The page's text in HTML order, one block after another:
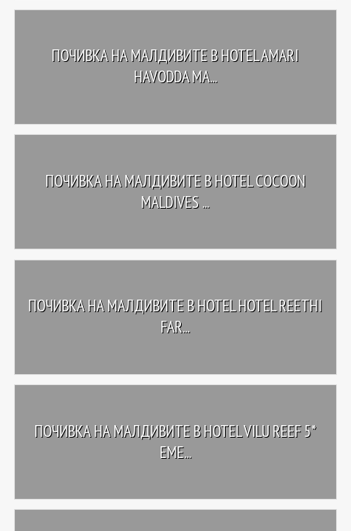
ПОЧИВКА НА МАЛДИВИТЕ В HOTEL AMARI
HAVODDA MA...
ПОЧИВКА НА МАЛДИВИТЕ В HOTEL COCOON
MALDIVES ...
ПОЧИВКА НА МАЛДИВИТЕ В HOTEL HOTEL REETHI
FAR...
ПОЧИВКА НА МАЛДИВИТЕ В HOTEL VILU REEF 5*
EME...